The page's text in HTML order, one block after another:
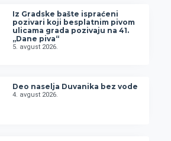
Iz Gradske bašte ispraćeni
pozivari koji besplatnim pivom
ulicama grada pozivaju na 41.
„Dane piva“
5. avgust 2026.
Deo naselja Duvanika bez vode
4. avgust 2026.